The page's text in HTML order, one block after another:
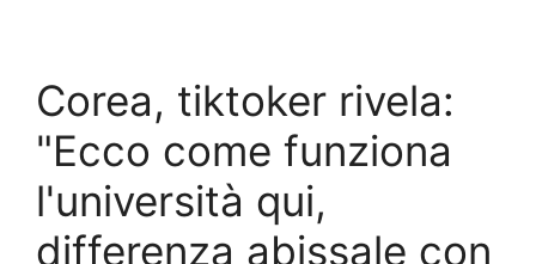
Corea, tiktoker rivela:
"Ecco come funziona
l'università qui,
differenza abissale con